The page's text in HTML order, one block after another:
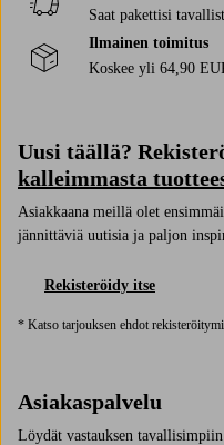
Saat pakettisi
Ilmainen toimitus
Koskee yli 64,90
Uusi täällä?
kalleimmasta
Asiakkaana meillä olet
jännittäviä uutisia ja paljon
Rekisteröidy itse
* Katso tarjouksen ehdot
Asiakaspalvelu
Löydät vastauksen